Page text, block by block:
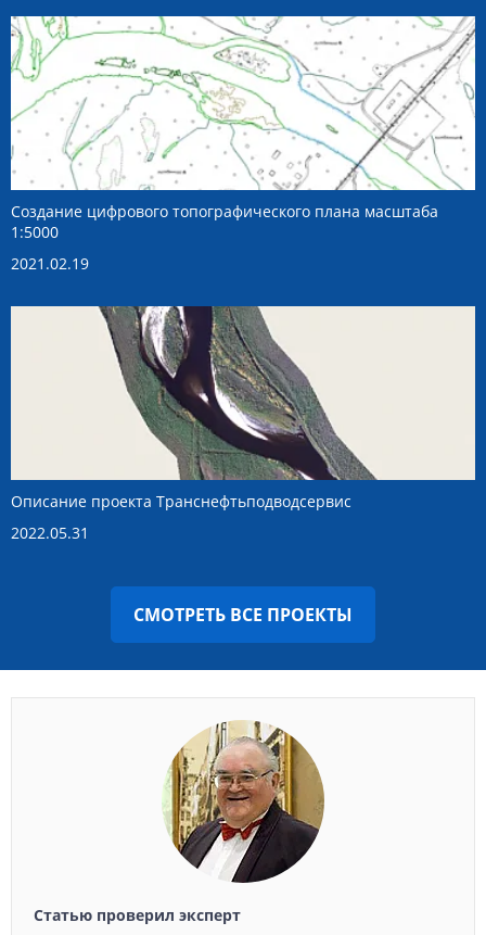
Создание цифрового топографического плана масштаба
1:5000
2021.02.19
Описание проекта Транснефтьподводсервис
2022.05.31
СМОТРЕТЬ ВСЕ ПРОЕКТЫ
Статью проверил эксперт